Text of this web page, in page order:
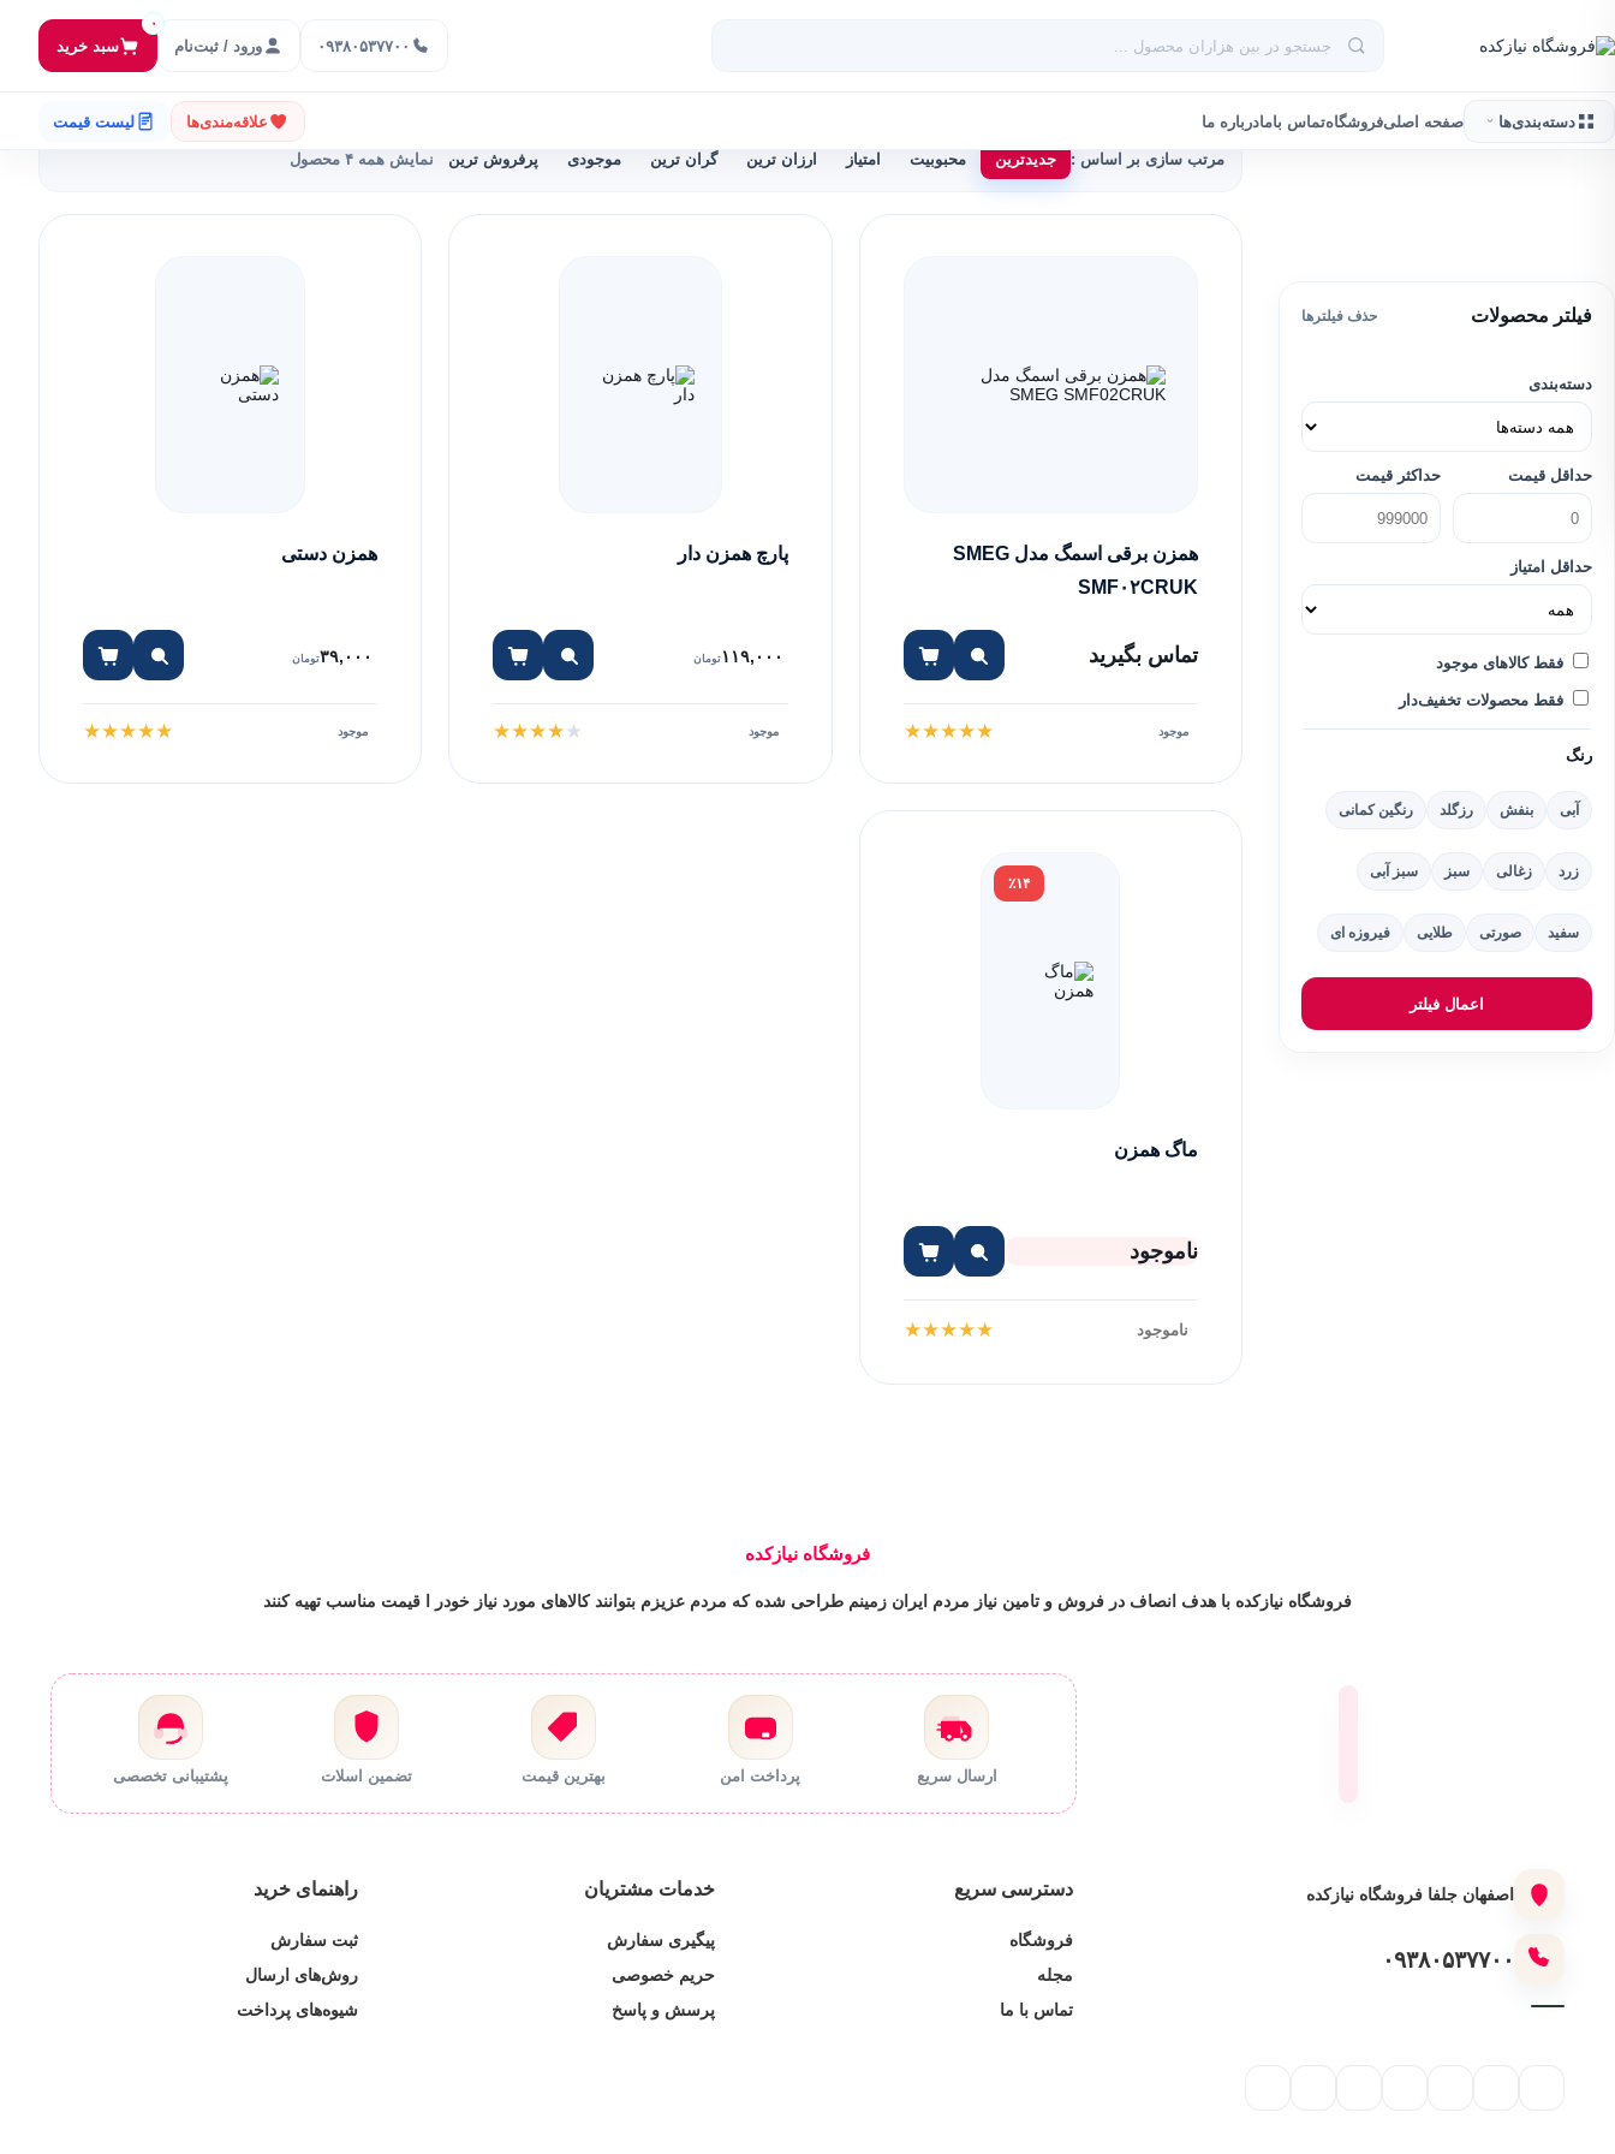
۰۹۳۸۰۵۳۷۷۰۰ ورود / ثبت‌نام سبد خرید
۰
دسته‌بندی‌ها صفحه اصلیفروشگاهتماس بامادرباره ما علاقه‌مندی‌ها لیست قیمت
فیلتر محصولات حذف فیلترها
دسته‌بندی
حداقل قیمت حداکثر قیمت
حداقل امتیاز
فقط کالاهای موجود
فقط محصولات تخفیف‌دار
رنگ
آبی بنفش رزگلد رنگین کمانی
زرد زغالی سبز سبز آبی
سفید صورتی طلایی فیروزه ای
اعمال فیلتر
مرتب سازی بر اساس : جدیدترین محبوبیت امتیاز ارزان ترین گران ترین موجودی پرفروش ترین نمایش همه ۴ محصول
همزن برقی اسمگ مدل SMEG
SMF۰۲CRUK
تماس بگیرید
موجود ★★★★★
پارچ همزن دار
۱۱۹,۰۰۰تومان
موجود ★★★★ ★
همزن دستی
۳۹,۰۰۰تومان
موجود ★★★★★
٪۱۴
ماگ همزن
ناموجود
ناموجود ★★★★★
فروشگاه نیازکده
فروشگاه نیازکده با هدف انصاف در فروش و تامین نیاز مردم ایران زمینم طراحی شده که مردم عزیزم بتوانند کالاهای مورد نیاز خودر ا قیمت مناسب تهیه کنند
ارسال سریع پرداخت امن بهترین قیمت تضمین اسلات پشتیبانی تخصصی
اصفهان جلفا فروشگاه نیازکده
۰۹۳۸۰۵۳۷۷۰۰
دسترسی سریع
فروشگاه
مجله
تماس با ما
خدمات مشتریان
پیگیری سفارش
حریم خصوصی
پرسش و پاسخ
راهنمای خرید
ثبت سفارش
روش‌های ارسال
شیوه‌های پرداخت